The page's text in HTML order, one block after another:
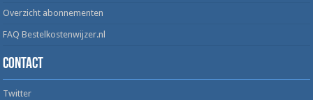
Overzicht abonnementen
FAQ Bestelkostenwijzer.nl
Contact
Twitter